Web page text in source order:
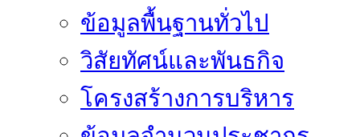
ข้อมูลพื้นฐานทั่วไป
วิสัยทัศน์และพันธกิจ
โครงสร้างการบริหาร